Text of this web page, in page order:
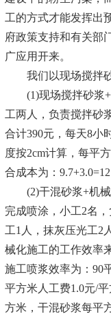
工的方式才能发挥出
府政策支持和有关部
广应用开来。
我们以现场搅拌砂
(1)现场搅拌砂浆+
工两人，负责搅拌砂
合计390元，每天8小
度按2cm计算，每平
合成本为：
(2)干混砂浆+机械
完成喷涂，小工2名
工1人，抹灰压光工2
械化施工的工作效率
施工喷浆效率为：90
平方米人工费1.0元/
方米，干混砂浆每平